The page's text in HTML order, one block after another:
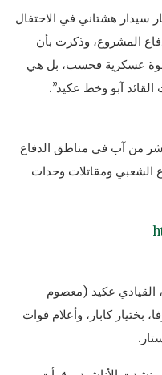
سيدار هشتاني في الاحتفال
المشروع، وذكرت بأن
عسكرية فحسب، بل هي
القائد آبو وخط عكيد”.
عشر من آب في مناطق الدفاع
الشعبي ومقاتلات وحدات
القيادي عكيد (معصوم
بختيار كابار، وأعلام قوات